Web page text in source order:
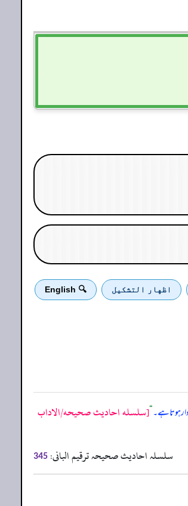
اظهار التشكيل 🔍 English
ہوتا ہے۔“[سلسله احاديث صحيحه/الاداب
سلسلہ احادیث صحیحہ ترقیم البانی: 345